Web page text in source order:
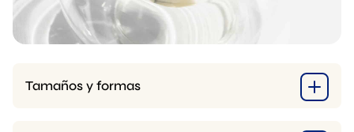
Tamaños y formas